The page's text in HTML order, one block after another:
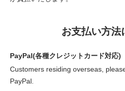
お支払い方法
PayPal(各種クレジットカード対応)
Customers residing overseas,
PayPal.